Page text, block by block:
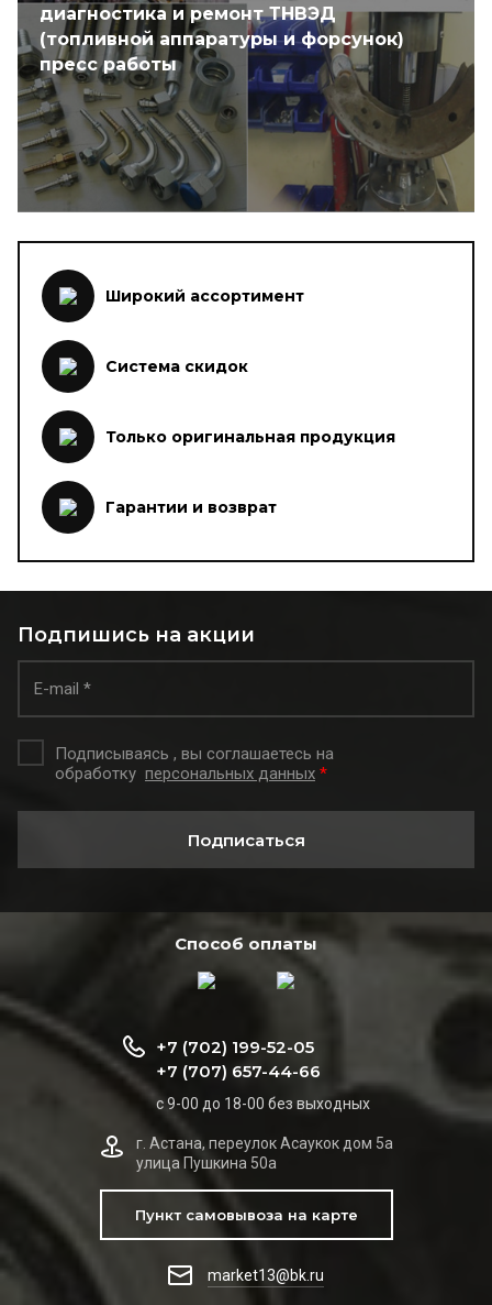
диагностика и ремонт ТНВЭД
(топливной аппаратуры и форсунок)
пресс работы
Широкий ассортимент
Система скидок
Только оригинальная продукция
Гарантии и возврат
Подпишись на акции
Подписываясь , вы соглашаетесь на
обработку персональных данных *
Подписаться
Способ оплаты
+7 (702) 199-52-05
+7 (707) 657-44-66
с 9-00 до 18-00 без выходных
г. Астана, переулок Асаукок дом 5а
улица Пушкина 50а
Пункт самовывоза на карте
market13@bk.ru